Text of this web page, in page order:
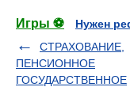
Игры ⚽
Нужен
СТРАХОВАНИЕ,
ПЕНСИОННОЕ
ГОСУДАРСТВЕННОЕ